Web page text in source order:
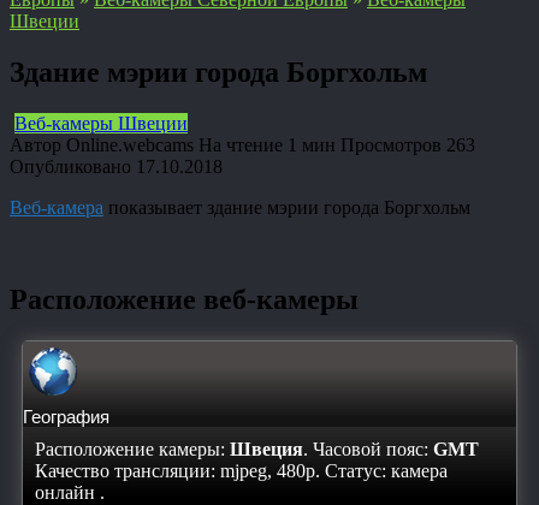
Швеции
Здание мэрии города Боргхольм
Веб-камеры Швеции
Автор Online.webcams На чтение 1 мин Просмотров 263
Опубликовано 17.10.2018
Веб-камера показывает здание мэрии города Боргхольм
Расположение веб-камеры
География
Расположение камеры: Швеция. Часовой пояс: GMT
Качество трансляции: mjpeg, 480p. Статус: камера
онлайн .